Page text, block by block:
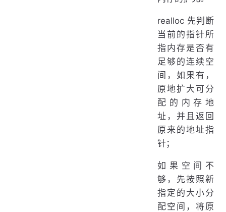
realloc 先判断
当前的指针所
指内存是否有
足够的连续空
间，如果有，
原地扩大可分
配的内存地
址，并且返回
原来的地址指
针；
如果空间不
够，先按照新
指定的大小分
配空间，将原